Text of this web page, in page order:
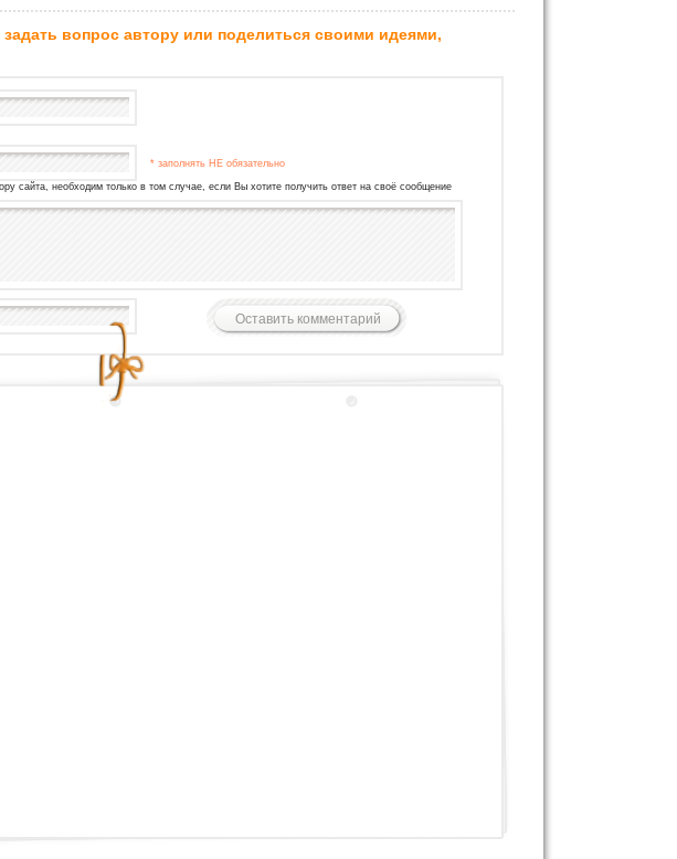
вопрос автору или поделиться своими идеями,
* заполнять НЕ обязательно
сайта, необходим только в том случае, если Вы хотите получить ответ на своё сообщение